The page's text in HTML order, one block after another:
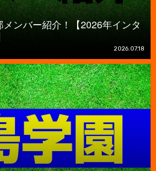
ンバー紹介！【2026年インタ
2026.07.18